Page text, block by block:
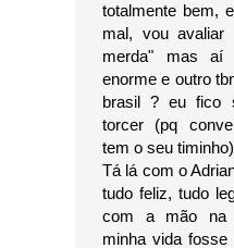
totalmente bem,
mal, vou avaliar
merda" mas
enorme e outro
brasil ? eu fico
torcer (pq
tem o seu timinho)
Tá lá com o
tudo feliz, tudo
com a mão na
minha vida